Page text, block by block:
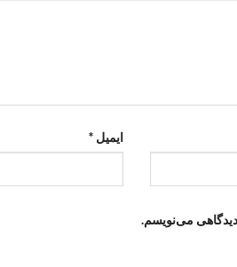
ایمیل *
می‌نویسم.